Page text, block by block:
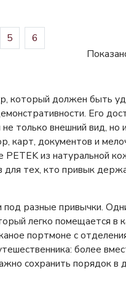
5 6
который должен быть
Его
только внешний вид, но
карт, документов и
из натуральной
тех, кто привык
под разные привычки.
легко помещается в
портмоне с
более
сохранить порядок в